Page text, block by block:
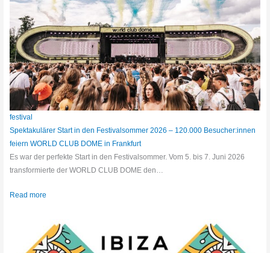
festival
Spektakulärer Start in den Festivalsommer 2026 – 120.000 Besucher:innen
feiern WORLD CLUB DOME in Frankfurt
Es war der perfekte Start in den Festivalsommer. Vom 5. bis 7. Juni 2026
transformierte der WORLD CLUB DOME den…
Read more